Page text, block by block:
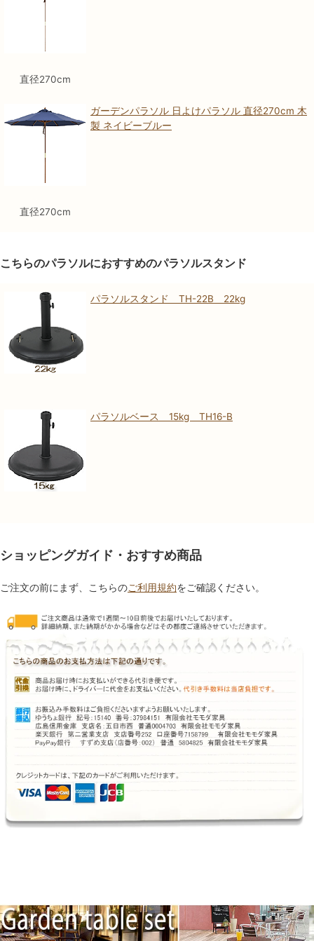
直径270cm
直径270cm
ガーデンパラソル 日よけパラソル 直径270cm 木
製 ネイビーブルー
こちらのパラソルにおすすめのパラソルスタンド
パラソルスタンド TH-22B 22kg
パラソルベース 15kg TH16-B
ショッピングガイド・おすすめ商品
ご注文の前にまず、こちらのご利用規約をご確認ください。